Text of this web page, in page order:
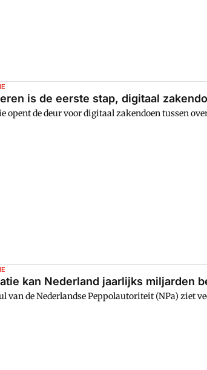
is de eerste stap, digitaal
opent de deur voor digitaal zakendoen tussen
kan Nederland jaarlijks miljarden
van de Nederlandse Peppolautoriteit (NPa) ziet